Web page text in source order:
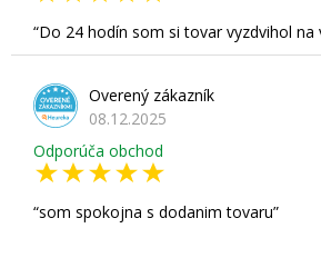
Do 24 hodín som si tovar vyzdvihol
Overený zákazník
08.12.2025
Odporúča obchod
som spokojna s dodanim tovaru